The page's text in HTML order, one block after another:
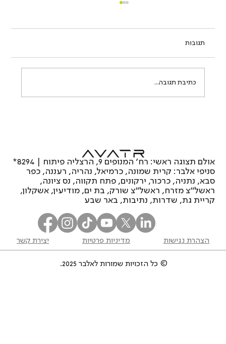
תגובות
כתיבת תגובה...
אולם תצוגה ראשי: רח’ המנופים 9, הרצליה פיתוח | 8294*
סניפי אלבר: קרית שמונה, כרמיאל, נהריה, רעננה, כפר
סבא, נתניה, כרכור, ירקונים, פתח תקווה, נס ציונה,
ראשל"צ מזרח, ראשל"צ שורק, בת ים, מודיעין, אשקלון,
קריית גת, שדרות, נתיבות, באר שבע
יצירת קשר מדיניות פרטיות הצהרת נגישות
© כל הזכויות שמורות לאלבר 2025.